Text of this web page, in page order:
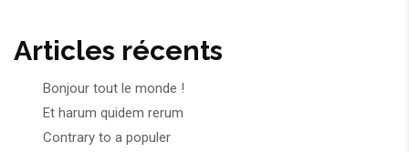
Articles récents
Bonjour tout le monde !
Et harum quidem rerum
Contrary to a populer